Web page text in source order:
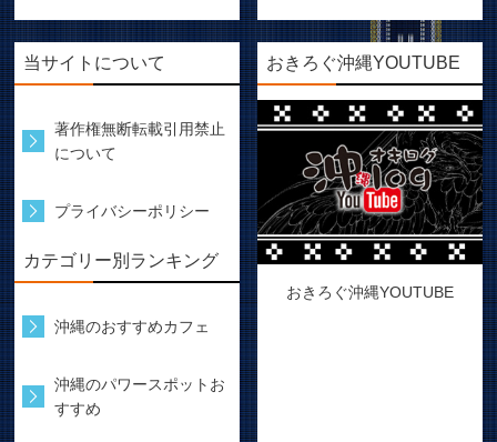
当サイトについて
著作権無断転載引用禁止
について
プライバシーポリシー
カテゴリー別ランキング
沖縄のおすすめカフェ
沖縄のパワースポットお
すすめ
おきろぐ沖縄YOUTUBE
おきろぐ沖縄YOUTUBE